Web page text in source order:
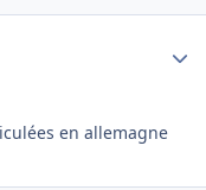
en allemagne